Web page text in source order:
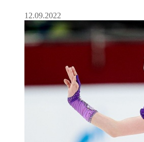
12.09.2022